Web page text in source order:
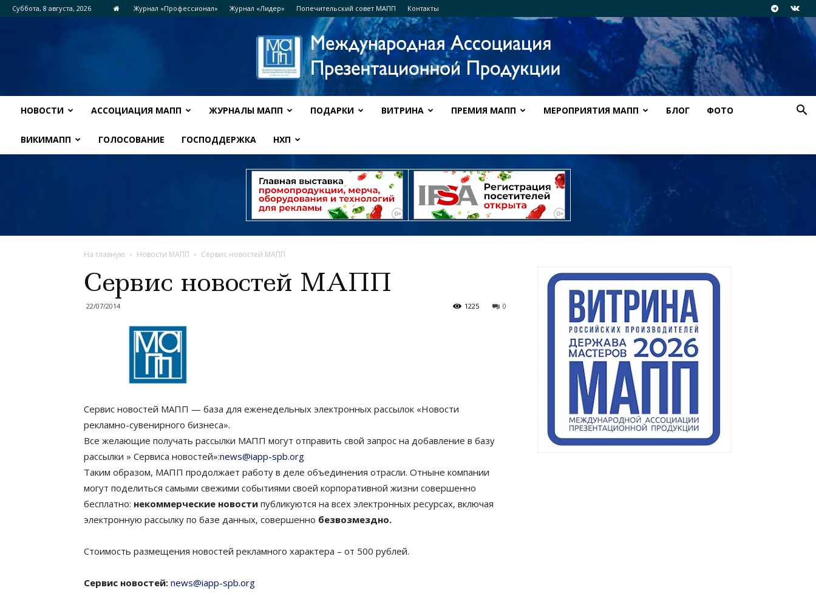
Суббота, 8 августа, 2026 Журнал «Профессионал» Журнал «Лидер» Попечительский совет МАПП Контакты
НОВОСТИ АССОЦИАЦИЯ МАПП ЖУРНАЛЫ МАПП ПОДАРКИ ВИТРИНА ПРЕМИЯ МАПП МЕРОПРИЯТИЯ МАПП БЛОГ ФОТО
ВИКИМАПП ГОЛОСОВАНИЕ ГОСПОДДЕРЖКА НХП
На главную Новости МАПП Сервис новостей МАПП
Сервис новостей МАПП
22/07/2014 0
1225
Сервис новостей МАПП — база для еженедельных электронных рассылок «Новости
рекламно-сувенирного бизнеса».
Все желающие получать рассылки МАПП могут отправить свой запрос на добавление в базу
рассылки » Сервиса новостей»:news@iapp-spb.org
Таким образом, МАПП продолжает работу в деле объединения отрасли. Отныне компании
могут поделиться самыми свежими событиями своей корпоративной жизни совершенно
бесплатно: некоммерческие новости публикуются на всех электронных ресурсах, включая
электронную рассылку по базе данных, совершенно безвозмездно.
Стоимость размещения новостей рекламного характера – от 500 рублей.
Сервис новостей: news@iapp-spb.org